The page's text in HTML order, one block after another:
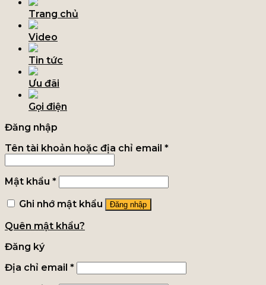
Trang chủ
Video
Tin tức
Ưu đãi
Gọi điện
Đăng nhập
Tên tài khoản hoặc địa chỉ email *
Mật khẩu *
Ghi nhớ mật khẩu
Đăng nhập
Quên mật khẩu?
Đăng ký
Địa chỉ email *